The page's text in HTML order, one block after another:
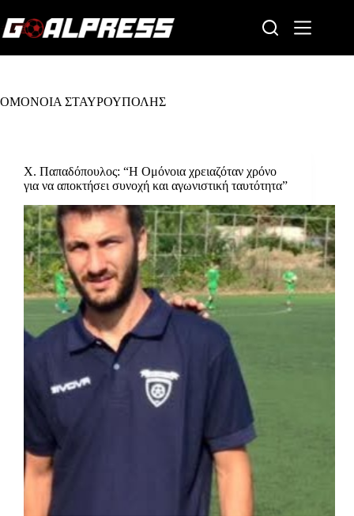
to
content
ΟΜΟΝΟΙΑ ΣΤΑΥΡΟΥΠΟΛΗΣ
Χ. Παπαδόπουλος: “Η Ομόνοια χρειαζόταν χρόνο
για να αποκτήσει συνοχή και αγωνιστική ταυτότητα”